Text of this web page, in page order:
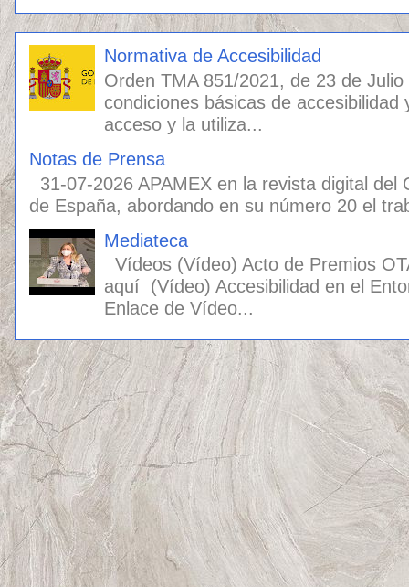
Normativa de Accesibilidad
Orden TMA 851/2021, de 23 de
condiciones básicas de
acceso y la utiliza...
Notas de Prensa
31-07-2026 APAMEX en la revista digital del
de España, abordando en su número 20 el
Mediateca
Vídeos (Vídeo) Acto de Premios
aquí (Vídeo) Accesibilidad en el
Enlace de Vídeo...